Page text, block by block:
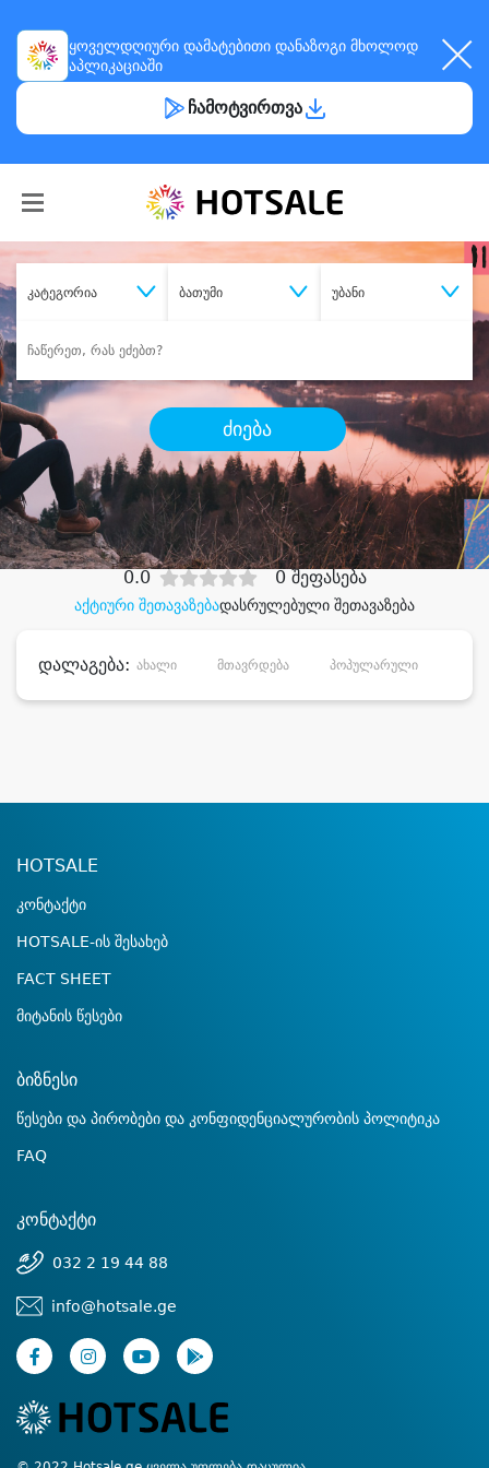
ყოველდღიური დამატებითი დანაზოგი მხოლოდ
აპლიკაციაში
ჩამოტვირთვა
კატეგორია ბათუმი უბანი
ძიება
შეიძინესასურველი მომსახურება
დიდი დანაზოგით
აქტიური შეთავაზებადასრულებული შეთავაზება
0.0 0 შეფასება
დალაგება: ახალი მთავრდება პოპულარული
HOTSALE
კონტაქტი
HOTSALE-ის შესახებ
FACT SHEET
მიტანის წესები
ბიზნესი
წესები და პირობები და კონფიდენციალურობის პოლიტიკა
FAQ
კონტაქტი
032 2 19 44 88
info@hotsale.ge